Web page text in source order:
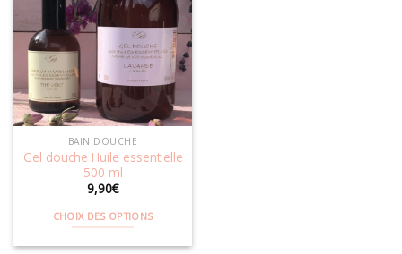
Ajouter
à la
wishlist
BAIN DOUCHE
Gel douche Huile essentielle
500 ml
9,90€
CHOIX DES OPTIONS